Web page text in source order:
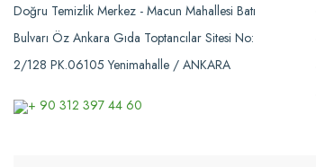
Doğru Temizlik Merkez - Macun Mahallesi Batı
Bulvarı Öz Ankara Gıda Toptancılar Sitesi No:
2/128 PK.06105 Yenimahalle / ANKARA
+ 90 312 397 44 60